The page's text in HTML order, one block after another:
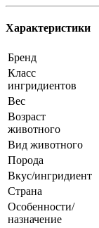
Характеристики
Бренд
Класс
ингридиентов
Вес
Возраст
животного
Вид животного
Порода
Вкус/ингридиент
Страна
Особенности/
назначение